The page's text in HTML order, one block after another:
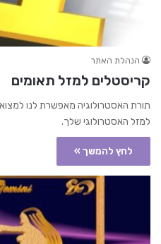
הנהלת האתר
קריסטלים למזל תאומים
תורת האסטרולוגיה מאפשרת לנו
למזל האסטרולוגי שלך.
לחץ להמשך »